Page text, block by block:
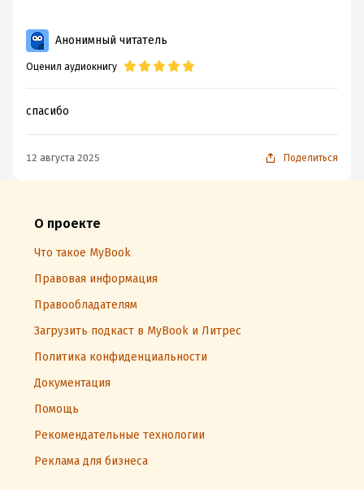
Отвечаем
на вопросы
Анонимный читатель
Оценил аудиокнигу
спасибо
12 августа 2025 Поделиться
О проекте
Что такое MyBook
Правовая информация
Правообладателям
Загрузить подкаст в MyBook и Литрес
Политика конфиденциальности
Документация
Помощь
Рекомендательные технологии
Реклама для бизнеса